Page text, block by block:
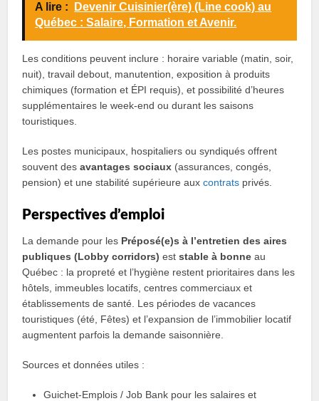
A lire :
Devenir Cuisinier(ère) (Line cook) au
Québec : Salaire, Formation et Avenir.
Les conditions peuvent inclure : horaire variable (matin, soir,
nuit), travail debout, manutention, exposition à produits
chimiques (formation et ÉPI requis), et possibilité d’heures
supplémentaires le week‑end ou durant les saisons
touristiques.
Les postes municipaux, hospitaliers ou syndiqués offrent
souvent desavantages sociaux (assurances, congés,
pension) et une stabilité supérieure auxcontrats privés.
Perspectives d’emploi
La demande pour les Préposé(e)s à lʼentretien des aires
publiques (Lobby corridors) eststable à bonne au
Québec : la propreté et l’hygiène restent prioritaires dans les
hôtels, immeubles locatifs, centres commerciaux et
établissements de santé. Les périodes de vacances
touristiques (été, Fêtes) et l’expansion de l’immobilier locatif
augmentent parfois la demande saisonnière.
Sources et données utiles :
Guichet-Emplois / Job Bank pour les salaires et